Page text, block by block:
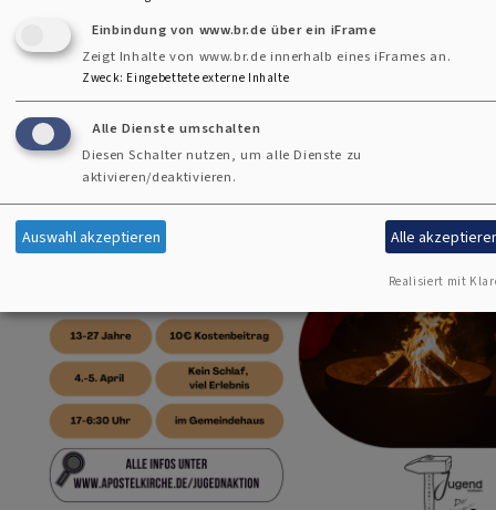
Einbindung von www.br.de über ein iFrame
Zeigt Inhalte von www.br.de innerhalb eines iFrames an.
Zweck: Eingebettete externe Inhalte
Alle Dienste umschalten
Diesen Schalter nutzen, um alle Dienste zu
aktivieren/deaktivieren.
Auswahl akzeptieren Alle
Realisiert mit